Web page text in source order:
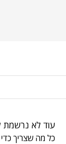
עוד לא נרשמת
כל מה שצריך